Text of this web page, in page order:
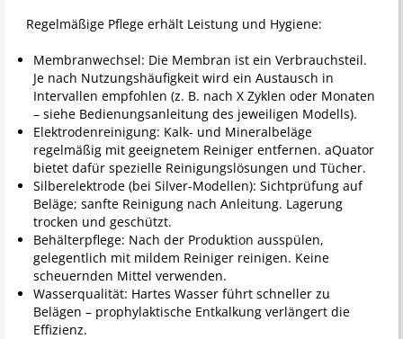
Regelmäßige Pflege erhält Leistung und Hygiene:
Membranwechsel: Die Membran ist ein Verbrauchsteil.
Je nach Nutzungshäufigkeit wird ein Austausch in
Intervallen empfohlen (z. B. nach X Zyklen oder Monaten
– siehe Bedienungsanleitung des jeweiligen Modells).
Elektrodenreinigung: Kalk- und Mineralbeläge
regelmäßig mit geeignetem Reiniger entfernen. aQuator
bietet dafür spezielle Reinigungslösungen und Tücher.
Silberelektrode (bei Silver-Modellen): Sichtprüfung auf
Beläge; sanfte Reinigung nach Anleitung. Lagerung
trocken und geschützt.
Behälterpflege: Nach der Produktion ausspülen,
gelegentlich mit mildem Reiniger reinigen. Keine
scheuernden Mittel verwenden.
Wasserqualität: Hartes Wasser führt schneller zu
Belägen – prophylaktische Entkalkung verlängert die
Effizienz.